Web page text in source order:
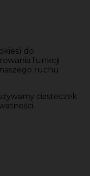
do
funkcji
ruchu
ciasteczek